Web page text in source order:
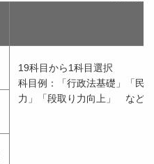
19科目から1科目選択
科目例：「行政法基礎」「民
力」「段取り力向上」 など